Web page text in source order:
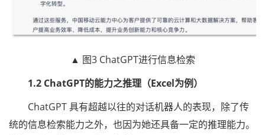
▲ 图3 ChatGPT进行信息检索
1.2 ChatGPT的能力之推理（Excel为例）
ChatGPT 具有超越以往的对话机器人的表现，除了传
统的信息检索能力之外，也因为她还具备一定的推理能力。